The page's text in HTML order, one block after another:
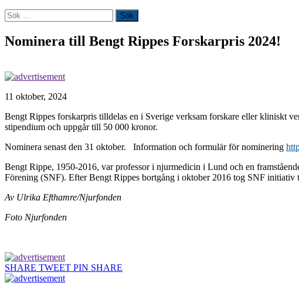
Sök
efter:
Nominera till Bengt Rippes Forskarpris 2024!
11 oktober, 2024
Bengt Rippes forskarpris tilldelas en i Sverige verksam forskare eller kliniskt
stipendium och uppgår till 50 000 kronor.
Nominera senast den 31 oktober. Information och formulär för nominering
Bengt Rippe, 1950-2016, var professor i njurmedicin i Lund och en
Förening (SNF). Efter Bengt Rippes bortgång i oktober 2016 tog SNF
Av Ulrika Efthamre/Njurfonden
Foto Njurfonden
SHARE TWEET PIN SHARE